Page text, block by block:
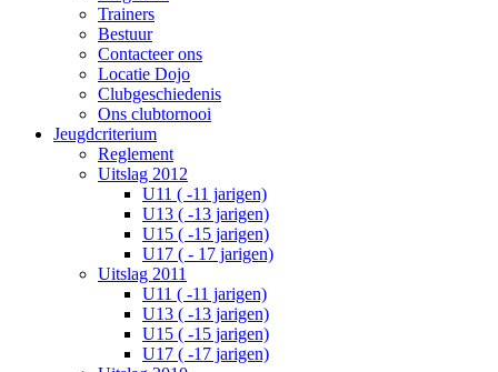
Trainers
Bestuur
Contacteer ons
Locatie Dojo
Clubgeschiedenis
Ons clubtornooi
Jeugdcriterium
Reglement
Uitslag 2012
U11 ( -11 jarigen)
U13 ( -13 jarigen)
U15 ( -15 jarigen)
U17 ( - 17 jarigen)
Uitslag 2011
U11 ( -11 jarigen)
U13 ( -13 jarigen)
U15 ( -15 jarigen)
U17 ( -17 jarigen)